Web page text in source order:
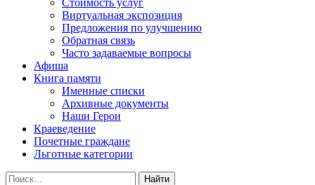
Стоимость услуг
Виртуальная экспозиция
Предложения по улучшению
Обратная связь
Часто задаваемые вопросы
Афиша
Книга памяти
Именные списки
Архивные документы
Наши Герои
Краеведение
Почетные граждане
Льготные категории
Найти